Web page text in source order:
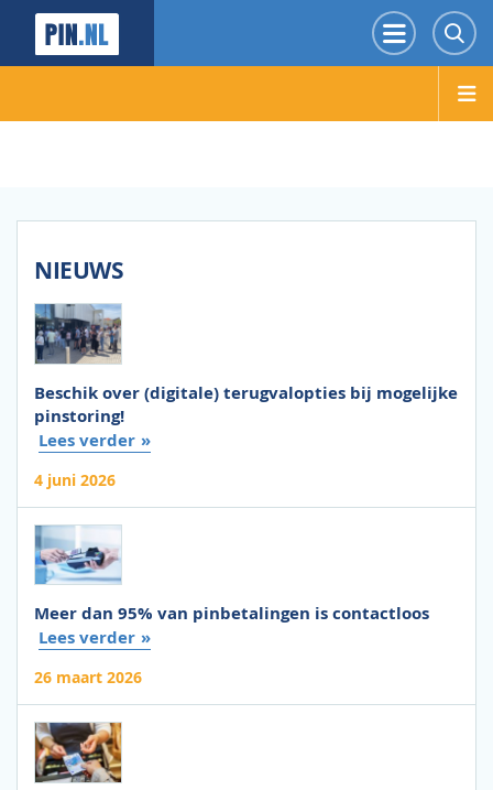
Menu
NIEUWS
Beschik over (digitale) terugvalopties bij mogelijke
pinstoring!
Lees verder
4 juni 2026
Meer dan 95% van pinbetalingen is contactloos
Lees verder
26 maart 2026